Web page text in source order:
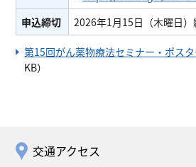
申込締切
2026年1月15日（木曜日）
第15回がん薬物療法セミナー・ポス
KB）
交通アクセス